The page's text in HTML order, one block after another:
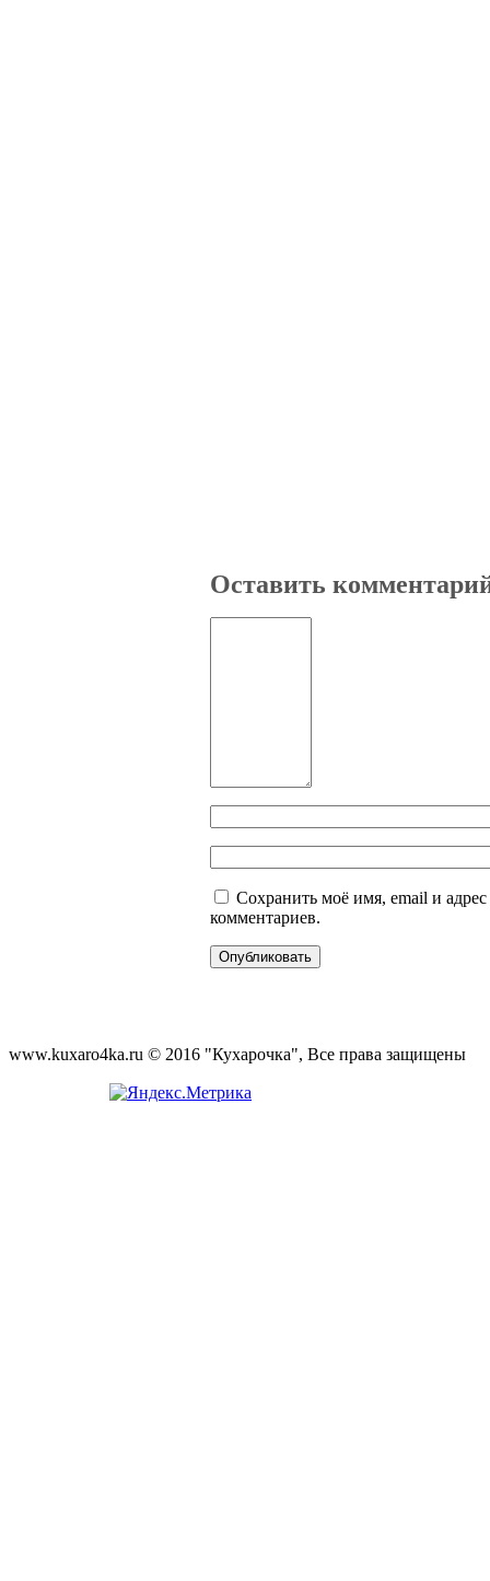
Оставить
Сохранить моё имя, email и
комментариев.
www.kuxaro4ka.ru © 2016 "Кухарочка", Все права защищены